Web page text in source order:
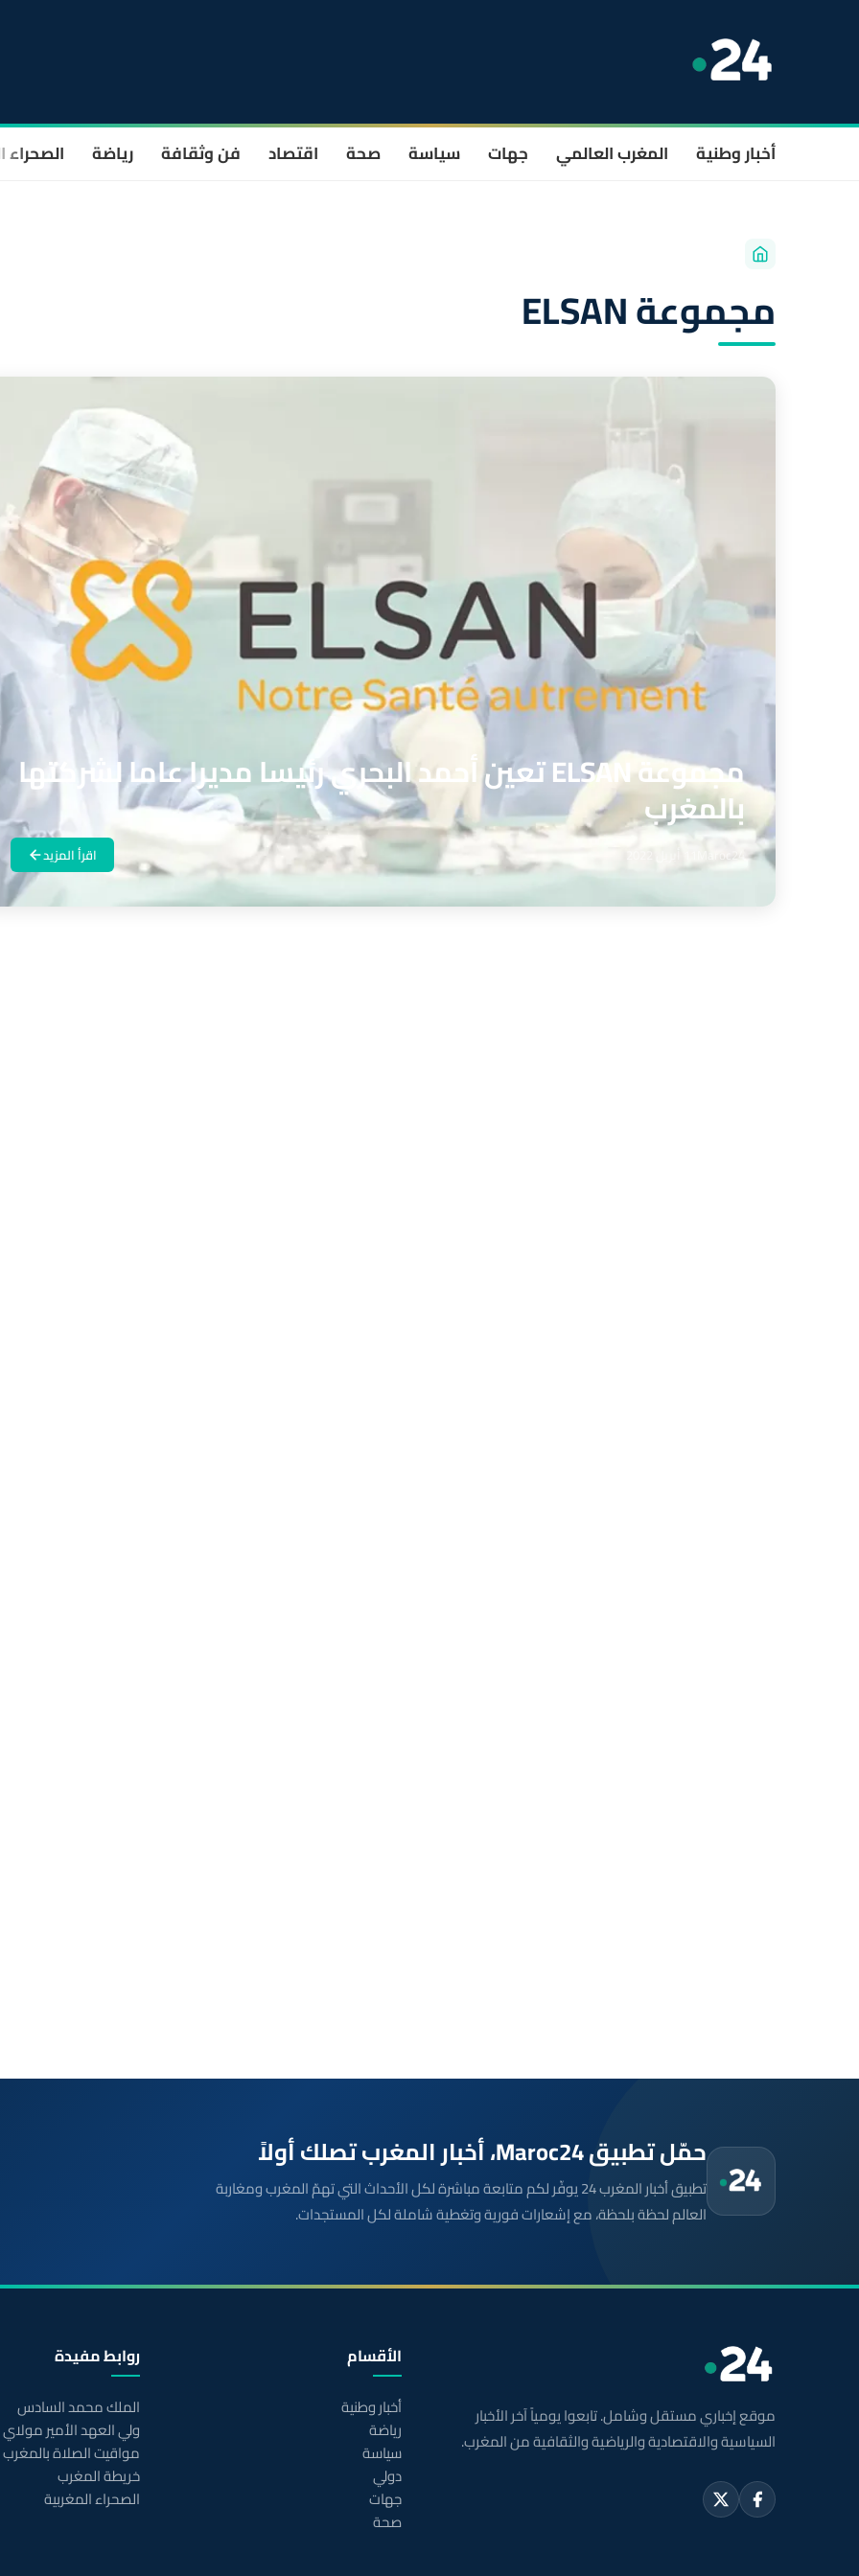
أخبار وطنية المغرب العالمي جهات سياسة صحة اقتصاد فن وثقافة رياضة الصحراء
مجموعة ELSAN
مجموعة ELSAN تعين أحمد البحري رئيسا مديرا عاما لشركتها
بالمغرب
اقرأ المزيد
حمّل تطبيق Maroc24، أخبار المغرب تصلك أولاً
تطبيق أخبار المغرب 24 يوفّر لكم متابعة مباشرة لكل الأحداث التي تهمّ المغرب ومغاربة
العالم لحظة بلحظة، مع إشعارات فورية وتغطية شاملة لكل المستجدات.
موقع إخباري مستقل وشامل. تابعوا يومياً آخر الأخبار
السياسية والاقتصادية والرياضية والثقافية من المغرب.
الأقسام
أخبار وطنية
رياضة
سياسة
دولي
جهات
صحة
روابط مفيدة
الملك محمد السادس
ولي العهد الأمير
مواقيت الصلاة بالمغرب
خريطة المغرب
الصحراء المغربية